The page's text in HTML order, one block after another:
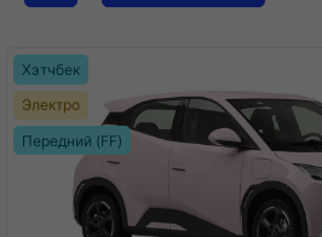
Хэтчбек
Электро
Передний (FF)